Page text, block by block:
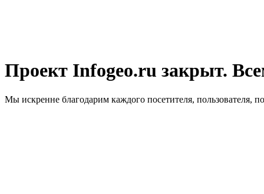
Проект Infogeo.ru закрыт.
Мы искренне благодарим каждого посетителя, пользователя,